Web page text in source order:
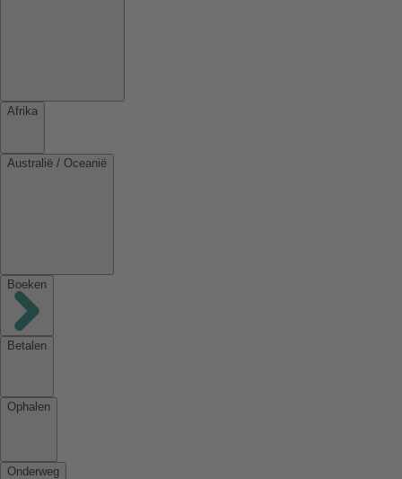
Afrika
Australië / Oceanië
Boeken
Betalen
Ophalen
Onderweg